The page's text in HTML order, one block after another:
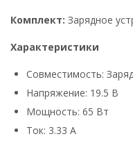
Комплект: Зарядное
Характеристики
Совместимость:
Напряжение: 19.5 В
Мощность: 65 Вт
Ток: 3.33 А